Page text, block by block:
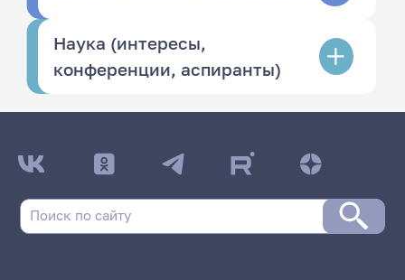
Наука (интересы,
конференции, аспиранты)